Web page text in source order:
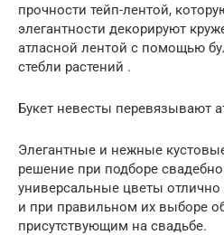
прочности тейп-лентой,
элегантности декорируют
атласной лентой с помощью
стебли растений .
Букет невесты перевязывают
Элегантные и нежные
решение при подборе
универсальные цветы
и при правильном их выборе
присутствующим на свадьбе.